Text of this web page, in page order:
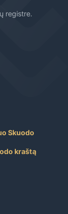
registre.
Skuodo
kraštą